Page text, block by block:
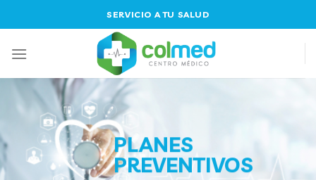
to
SERVICIO A TU SALUD
PLANES
PREVENTIVOS